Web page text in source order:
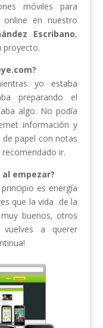
móviles para
en nuestro
Escribano,
proyecto.
.com?
yo estaba
preparando el
algo. No podía
información y
papel con notas
ir.
empezar?
es energía
que la vida de la
buenos, otros
a querer